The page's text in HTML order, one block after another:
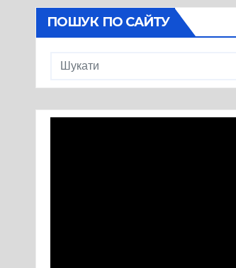
ПОШУК ПО САЙТУ